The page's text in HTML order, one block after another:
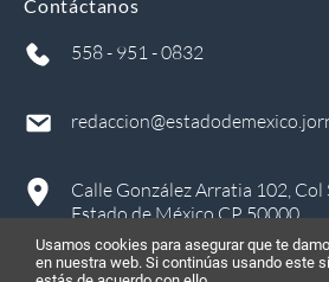
Contáctanos
558 - 951 - 0832
Calle González Arratia 102, Col
Estado de México CP 50000
Usamos cookies para asegurar que te
en nuestra web. Si continúas usando este